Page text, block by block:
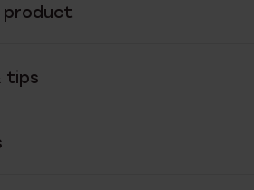
product
tips